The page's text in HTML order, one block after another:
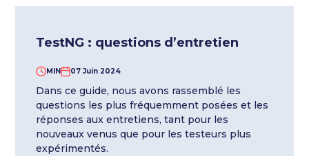
TestNG : questions d’entretien
MIN 07 Juin 2024
Dans ce guide, nous avons rassemblé les
questions les plus fréquemment posées et les
réponses aux entretiens, tant pour les
nouveaux venus que pour les testeurs plus
expérimentés.